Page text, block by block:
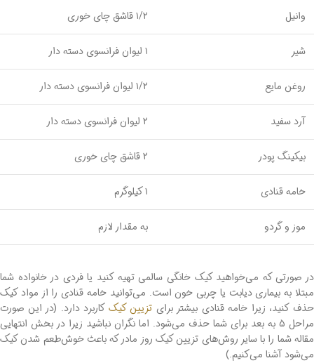
وانیل ۱/۲ قاشق چای خوری
شیر ۱ لیوان فرانسوی دسته ‌دار
روغن مایع ۱/۲ لیوان فرانسوی دسته‌ دار
آرد سفید ۲ لیوان فرانسوی دسته ‌دار
بیکینگ پودر ۲ قاشق چای‌ خوری
خامه قنادی ۱ کیلوگرم
موز و گردو به مقدار لازم
در صورتی ‌که می‌خواهید کیک خانگی سالمی تهیه کنید یا فردی در خانواده شما
مبتلا به بیماری دیابت یا چربی خون است. می‌توانید خامه قنادی را از مواد کیک
حذف کنید، زیرا خامه قنادی بیشتر برای تزیین کیک کاربرد دارد. (در این صورت
مراحل 5 به بعد برای شما حذف می‌شود. اما نگران نباشید زیرا در بخش انتهایی
مقاله شما را با سایر روش‌های تزیین کیک روز مادر که باعث خوش‌طعم شدن کیک
می‌شود آشنا می‌کنیم.)